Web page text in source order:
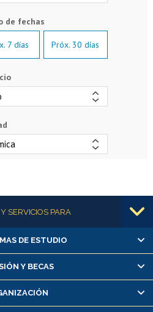
7 días Próx. 30 días
SERVICIOS PARA
y exalumnas/os
en línea
de asignaturas
de notas
DE ESTUDIO
Y BECAS